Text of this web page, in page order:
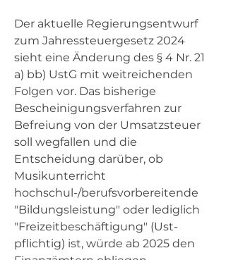
Der aktuelle Regierungsentwurf
zum Jahressteuergesetz 2024
sieht eine Änderung des § 4 Nr. 21
a) bb) UstG mit weitreichenden
Folgen vor. Das bisherige
Bescheinigungsverfahren zur
Befreiung von der Umsatzsteuer
soll wegfallen und die
Entscheidung darüber, ob
Musikunterricht
hochschul-/berufsvorbereitende
"Bildungsleistung" oder lediglich
"Freizeitbeschäftigung" (Ust-
pflichtig) ist, würde ab 2025 den